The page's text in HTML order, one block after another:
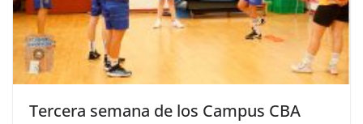
Tercera semana de los Campus CBA